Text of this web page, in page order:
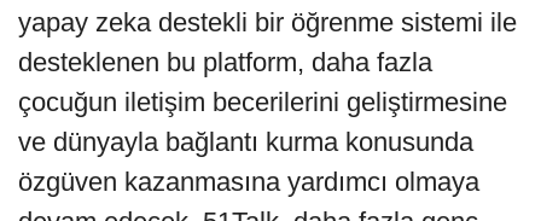
yapay zeka destekli bir öğrenme sistemi ile
desteklenen bu platform, daha fazla
çocuğun iletişim becerilerini geliştirmesine
ve dünyayla bağlantı kurma konusunda
özgüven kazanmasına yardımcı olmaya